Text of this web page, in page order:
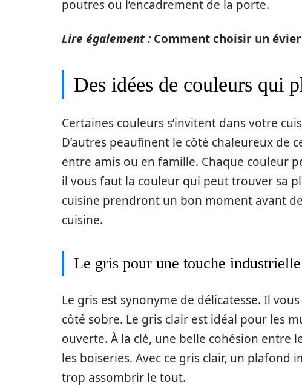
poutres ou l’encadrement de la porte.
Lire également : Comment choisir un
Des idées de couleurs qui
Certaines couleurs s’invitent dans votre
D’autres peaufinent le côté chaleureux de
entre amis ou en famille. Chaque couleur
il vous faut la couleur qui peut trouver sa
cuisine prendront un bon moment avant
cuisine.
Le gris pour une touche industrielle
Le gris est synonyme de délicatesse. Il
côté sobre. Le gris clair est idéal pour les
ouverte. À la clé, une belle cohésion entre
les boiseries. Avec ce gris clair, un plafond
trop assombrir le tout.